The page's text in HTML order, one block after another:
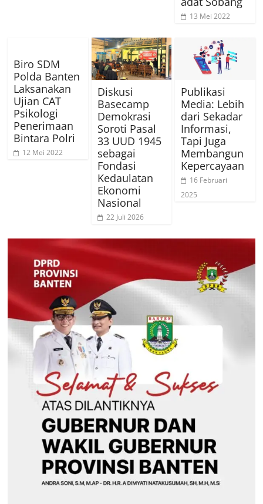
13 Mei 2022
Biro SDM
Polda Banten
Laksanakan
Ujian CAT
Psikologi
Penerimaan
Bintara Polri
12 Mei 2022
Diskusi
Basecamp
Demokrasi
Soroti Pasal
33 UUD 1945
sebagai
Fondasi
Kedaulatan
Ekonomi
Nasional
22 Juli 2026
Publikasi
Media: Lebih
dari Sekadar
Informasi,
Tapi Juga
Membangun
Kepercayaan
16 Februari
2025